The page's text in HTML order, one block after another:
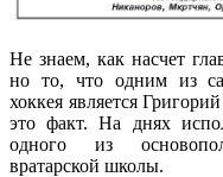
Не знаем, как насчет
но то, что одним из
хоккея является
это факт. На днях
одного из
вратарской школы.